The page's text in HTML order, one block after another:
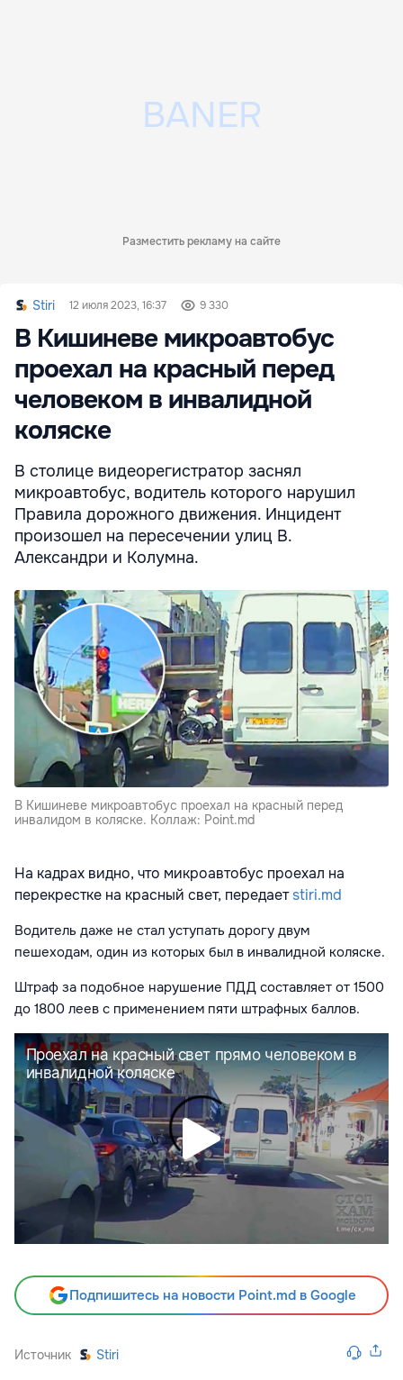
Разместить рекламу на сайте
Stiri 12 июля 2023, 16:37 9 330
В Кишиневе микроавтобус
проехал на красный перед
человеком в инвалидной
коляске
В столице видеорегистратор заснял
микроавтобус, водитель которого нарушил
Правила дорожного движения. Инцидент
произошел на пересечении улиц В.
Александри и Колумна.
В Кишиневе микроавтобус проехал на красный перед
инвалидом в коляске. Коллаж: Point.md
На кадрах видно, что микроавтобус проехал на
перекрестке на красный свет, передаетstiri.md
Водитель даже не стал уступать дорогу двум
пешеходам, один из которых был в инвалидной коляске.
Штраф за подобное нарушение ПДД составляет от 1500
до 1800 леев с применением пяти штрафных баллов.
Подпишитесь на новости Point.md в Google
Источник Stiri